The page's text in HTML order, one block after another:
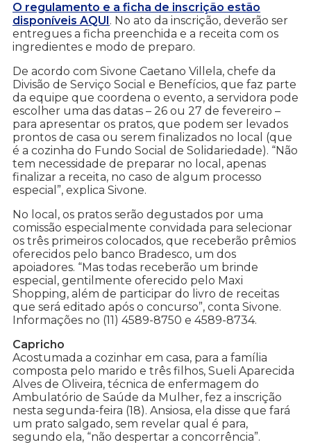
O regulamento e a ficha de inscrição estão
disponíveis AQUI. No ato da inscrição, deverão ser
entregues a ficha preenchida e a receita com os
ingredientes e modo de preparo.
De acordo com Sivone Caetano Villela, chefe da
Divisão de Serviço Social e Benefícios, que faz parte
da equipe que coordena o evento, a servidora pode
escolher uma das datas – 26 ou 27 de fevereiro –
para apresentar os pratos, que podem ser levados
prontos de casa ou serem finalizados no local (que
é a cozinha do Fundo Social de Solidariedade). “Não
tem necessidade de preparar no local, apenas
finalizar a receita, no caso de algum processo
especial”, explica Sivone.
No local, os pratos serão degustados por uma
comissão especialmente convidada para selecionar
os três primeiros colocados, que receberão prêmios
oferecidos pelo banco Bradesco, um dos
apoiadores. “Mas todas receberão um brinde
especial, gentilmente oferecido pelo Maxi
Shopping, além de participar do livro de receitas
que será editado após o concurso”, conta Sivone.
Informações no (11) 4589-8750 e 4589-8734.
Capricho
Acostumada a cozinhar em casa, para a família
composta pelo marido e três filhos, Sueli Aparecida
Alves de Oliveira, técnica de enfermagem do
Ambulatório de Saúde da Mulher, fez a inscrição
nesta segunda-feira (18). Ansiosa, ela disse que fará
um prato salgado, sem revelar qual é para,
segundo ela, “não despertar a concorrência”.